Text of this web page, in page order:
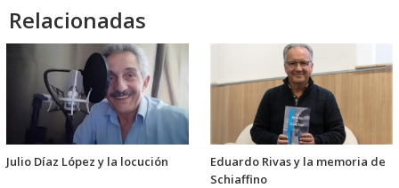
Relacionadas
Julio Díaz López y la locución
Eduardo Rivas y la memoria de
Schiaffino